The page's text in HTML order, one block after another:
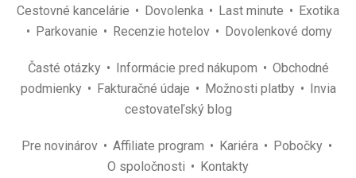
Cestovné kancelárie Dovolenka Last minute
Exotika
Parkovanie
Recenzie hotelov Dovolenkové domy
Časté otázky Informácie pred nákupom
Obchodné
podmienky
Fakturačné údaje Možnosti platby
Invia
cestovateľský blog
Pre novinárov Affiliate program Kariéra
Pobočky
O spoločnosti
Kontakty